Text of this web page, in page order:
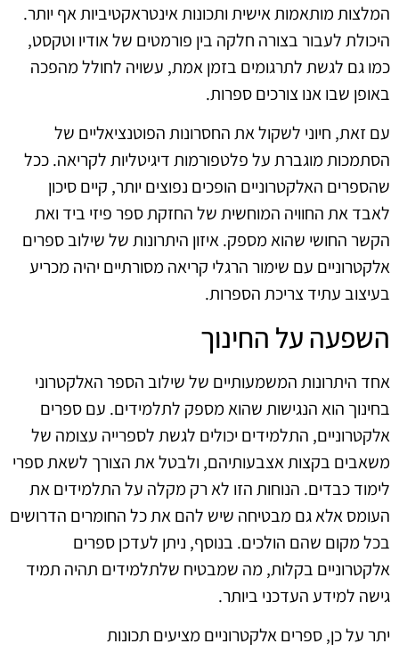
המלצות מותאמות אישית ותכונות אינטראקטיביות אף יותר.
היכולת לעבור בצורה חלקה בין פורמטים של אודיו וטקסט,
כמו גם לגשת לתרגומים בזמן אמת, עשויה לחולל מהפכה
באופן שבו אנו צורכים ספרות.
עם זאת, חיוני לשקול את החסרונות הפוטנציאליים של
הסתמכות מוגברת על פלטפורמות דיגיטליות לקריאה. ככל
שהספרים האלקטרוניים הופכים נפוצים יותר, קיים סיכון
לאבד את החוויה המוחשית של החזקת ספר פיזי ביד ואת
הקשר החושי שהוא מספק. איזון היתרונות של שילוב ספרים
אלקטרוניים עם שימור הרגלי קריאה מסורתיים יהיה מכריע
בעיצוב עתיד צריכת הספרות.
השפעה על החינוך
אחד היתרונות המשמעותיים של שילוב הספר האלקטרוני
בחינוך הוא הנגישות שהוא מספק לתלמידים. עם ספרים
אלקטרוניים, התלמידים יכולים לגשת לספרייה עצומה של
משאבים בקצות אצבעותיהם, ולבטל את הצורך לשאת ספרי
לימוד כבדים. הנוחות הזו לא רק מקלה על התלמידים את
העומס אלא גם מבטיחה שיש להם את כל החומרים הדרושים
בכל מקום שהם הולכים. בנוסף, ניתן לעדכן ספרים
אלקטרוניים בקלות, מה שמבטיח שלתלמידים תהיה תמיד
גישה למידע העדכני ביותר.
יתר על כן, ספרים אלקטרוניים מציעים תכונות